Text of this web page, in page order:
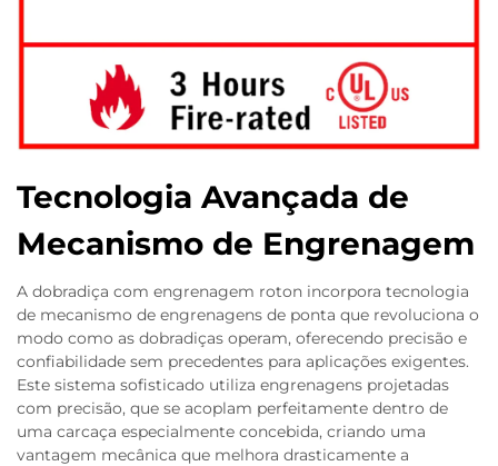
Tecnologia Avançada de
Mecanismo de Engrenagem
A dobradiça com engrenagem roton incorpora tecnologia
de mecanismo de engrenagens de ponta que revoluciona o
modo como as dobradiças operam, oferecendo precisão e
confiabilidade sem precedentes para aplicações exigentes.
Este sistema sofisticado utiliza engrenagens projetadas
com precisão, que se acoplam perfeitamente dentro de
uma carcaça especialmente concebida, criando uma
vantagem mecânica que melhora drasticamente a